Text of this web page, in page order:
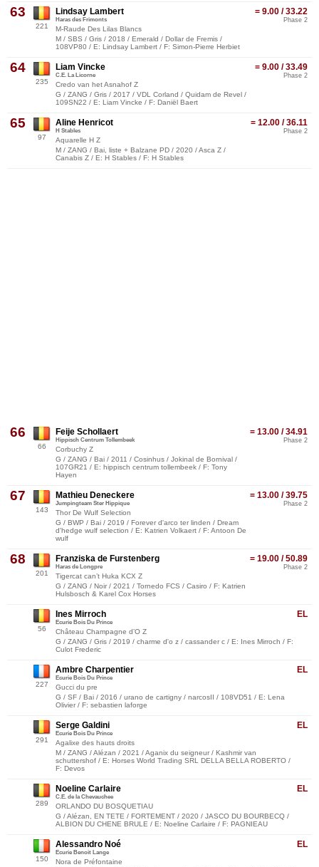
63
221
= 9.00 / 33.22
Phase 2
Lindsay Lambert
Haras des Frimonts
M-Raude Des Lilas Blancs
M / SBS / Gris / 2018 / Emerald / Dollar de Fremis /
108VP80 / E: Lindsay Lambert / F: Simon-Pierre Herbiet
64
235
= 9.00 / 33.49
Phase 2
Liam Vincke
C.E. La Licorne
Credo van het Asnahof Z
G / ZANG / Gris / 2017 / VDL Corland / Quidam de Revel /
109SN22 / E: Liam Vincke / F: Daniël Baert
65
97
= 12.00 / 36.11
Phase 2
Aline Henricot
H Stables
Aquarelle H Z
M / ZANG / Bai, liste + Balzane PD / 2020 / Asca Z /
Canabis Z / E: H Stables / F: H Stables
66
66
= 13.00 / 34.91
Phase 2
Feije Schollaert
Hippisch Centrum Tollembeek
Corbuchy Z
G / ZANG / Bai / 2011 / Cosinhus / Jokinal de Bornival /
107GR21 / E: hippisch centrum tollembeek / F: Tony
Hayen
67
143
= 13.00 / 39.75
Phase 2
Mathieu Deneckere
Jumpingteam Ster Hippique
Thor De Wulf Selection
G / BWP / Bai / 2019 / Forever d'arco ter linden / Dream
d'hedge wulf selection / E: Katrien Volkaert / F: Antoon De
wulf
68
201
= 19.00 / 50.89
Phase 2
Franziska de Furstenberg
Haras de Longpre
Tigercat can’t Huka KCX Z
G / ZANG / Noir / 2021 / Tornedo FCS / Casiro / F: Katrien
Hulsbosch & Karel Cox Horses
56
EL
Ines Mirroch
Ecurie Bois Du Prince
Château Champagne d’O Z
G / ZANG / Gris / 2019 / charme d'o z / cassander c / E: Ines Mirroch / F:
Culot Frederic
227
EL
Ambre Charpentier
Ecurie Bois Du Prince
Gucci du pre
G / SF / Bai / 2016 / urano de cartigny / narcosII / 108VD51 / E: Lena
Olivier / F: sebastien laforge
291
EL
Serge Galdini
Ecurie Bois Du Prince
Agalixe des hauts droits
M / ZANG / Alézan / 2021 / Aganix du seigneur / Kashmir van
schuttershof / E: Horses World Trading SRL DELLA BELLA ROBERTO /
F: Devos
289
EL
Noeline Carlaire
C.E. de la Chevauchee
ORLANDO DU BOSQUETIAU
G / Alézan, EN TETE / FORTEMENT / 2020 / JASCO DU BOURBECQ /
ALBION DU CHENE BRULE / E: Noeline Carlaire / F: PAGNIEAU
150
EL
Alessandro Noé
Ecurie Benoit Lange
Nora de Préfontaine